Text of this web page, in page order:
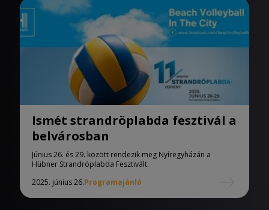
Ismét strandröplabda fesztivál a
belvárosban
Június 26. és 29. között rendezik meg Nyíregyházán a
Hübner Strandröplabda Fesztivált.
2025. június 26.Programajánló